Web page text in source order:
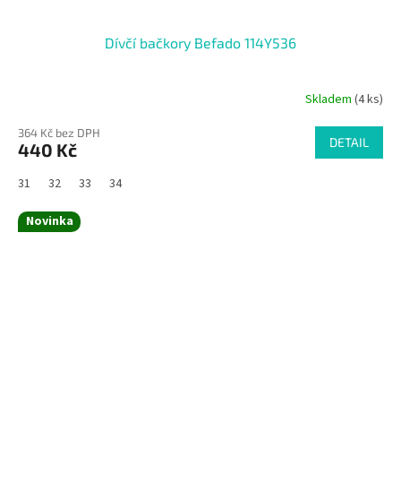
Dívčí bačkory Befado 114Y536
Skladem (4 ks)
364 Kč bez DPH
440 Kč DETAIL
31 32 33 34
Novinka